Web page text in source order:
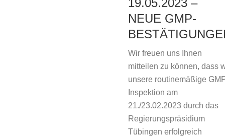
19.05.2023 –
NEUE GMP-
Wir freuen uns Ihnen
mitteilen zu können, dass
unsere routinemäßige
Inspektion am
21./23.02.2023 durch das
Regierungspräsidium
Tübingen erfolgreich